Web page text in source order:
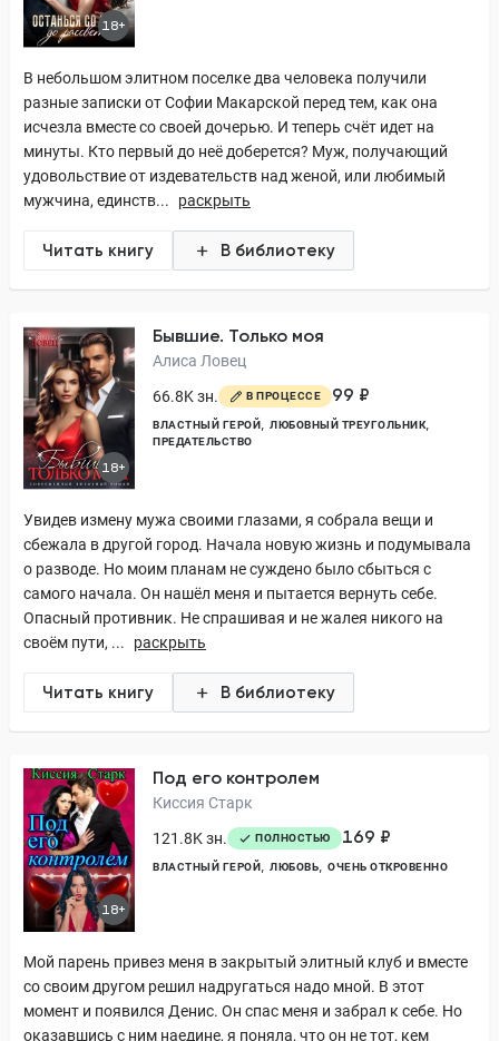
18+
В небольшом элитном поселке два человека получили
разные записки от Софии Макарской перед тем, как она
исчезла вместе со своей дочерью. И теперь счёт идет на
минуты. Кто первый до неё доберется? Муж, получающий
удовольствие от издевательств над женой, или любимый
мужчина, единств...
раскрыть
Читать книгу В библиотеку
18+
Бывшие. Только моя
Алиса Ловец
66.8K зн.
В ПРОЦЕССЕ 99 ₽
ВЛАСТНЫЙ ГЕРОЙ
ЛЮБОВНЫЙ ТРЕУГОЛЬНИК
ПРЕДАТЕЛЬСТВО
Увидев измену мужа своими глазами, я собрала вещи и
сбежала в другой город. Начала новую жизнь и подумывала
о разводе. Но моим планам не суждено было сбыться с
самого начала. Он нашёл меня и пытается вернуть себе.
Опасный противник. Не спрашивая и не жалея никого на
своём пути, ...
раскрыть
Читать книгу В библиотеку
18+
Под его контролем
Киссия Старк
121.8K зн.
ПОЛНОСТЬЮ 169 ₽
ВЛАСТНЫЙ ГЕРОЙ ЛЮБОВЬ ОЧЕНЬ ОТКРОВЕННО
Мой парень привез меня в закрытый элитный клуб и вместе
со своим другом решил надругаться надо мной. В этот
момент и появился Денис. Он спас меня и забрал к себе. Но
оказавшись с ним наедине, я поняла, что он не тот, кем